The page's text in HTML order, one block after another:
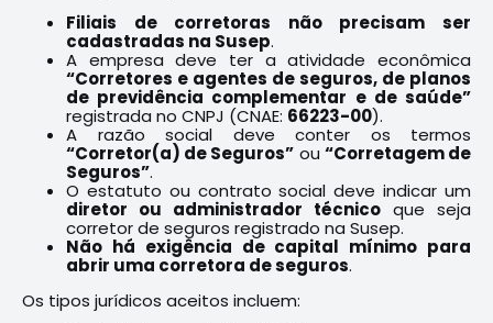
Filiais de corretoras não precisam ser
cadastradas na Susep.
A empresa deve ter a atividade econômica
“Corretores e agentes de seguros, de planos
de previdência complementar e de saúde”
registrada no CNPJ (CNAE: 66223-00).
A razão social deve conter os termos
“Corretor(a) de Seguros” ou “Corretagem de
Seguros”.
O estatuto ou contrato social deve indicar um
diretor ou administrador técnico que seja
corretor de seguros registrado na Susep.
Não há exigência de capital mínimo para
abrir uma corretora de seguros.
Os tipos jurídicos aceitos incluem: